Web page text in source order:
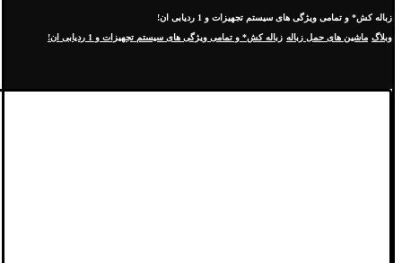
زباله کش* و تمامی ویژگی های سیستم تجهیزات و 1 ردیابی ان!
وبلاگ ماشین های حمل زباله زباله کش* و تمامی ویژگی های سیستم تجهیزات و 1 ردیابی ان!